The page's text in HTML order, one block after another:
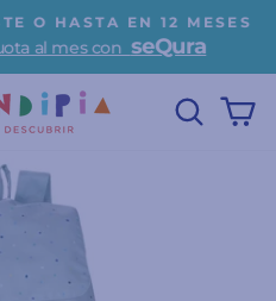
diapositivas
pausa
O HASTA EN 12 MESES
al mes conseQura